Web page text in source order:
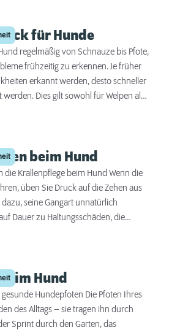
für Hunde
regelmäßig von Schnauze bis Pfote,
frühzeitig zu erkennen. Je früher
erkannt werden, desto schneller
Dies gilt sowohl für Welpen als
Wir empfehlen eine regelmäßige,
beim Hund
die Krallenpflege beim Hund Wenn die
üben Sie Druck auf die Zehen aus
seine Gangart unnatürlich
Dauer zu Haltungsschäden, die
nach sich ziehen können. Zudem
Das erhöhte Verletzungsrisiko ist
– lange Krallen können leichter
zu schmerzhaften Blutungen und
regelmäßiges Kürzen der Krallen ist
Hund
Hundepfoten Die Pfoten Ihres
des Alltags – sie tragen ihn durch
Sprint durch den Garten, das